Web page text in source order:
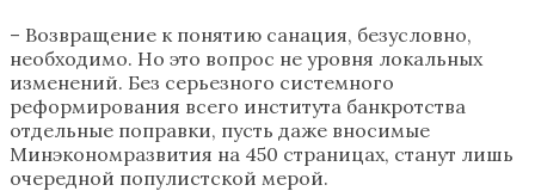
– Возвращение к понятию санация, безусловно,
необходимо. Но это вопрос не уровня локальных
изменений. Без серьезного системного
реформирования всего института банкротства
отдельные поправки, пусть даже вносимые
Минэкономразвития на 450 страницах, станут лишь
очередной популистской мерой.